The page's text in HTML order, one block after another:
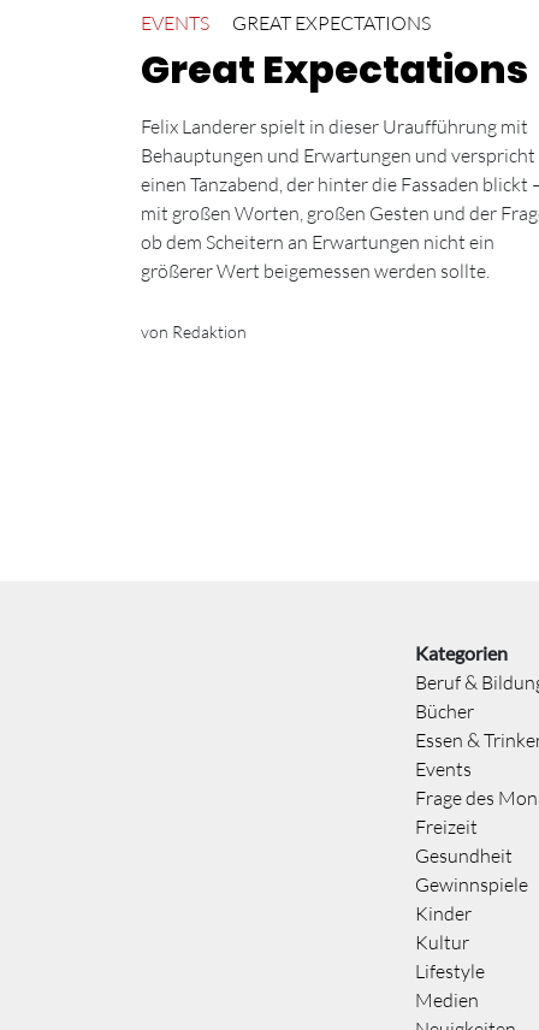
EVENTS GREAT EXPECTATIONS
Great Expectations
Felix Landerer spielt in dieser Uraufführung mit
Behauptungen und Erwartungen und verspricht
einen Tanzabend, der hinter die Fassaden blickt
mit großen Worten, großen Gesten und der
ob dem Scheitern an Erwartungen nicht ein
größerer Wert beigemessen werden sollte.
von Redaktion
Kategorien
Beruf &
Bücher
Essen &
Events
Frage des
Freizeit
Gesundheit
Gewinnspiele
Kinder
Kultur
Lifestyle
Medien